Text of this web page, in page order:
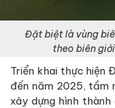
Đặt biệt là vùng
theo biên
Triển khai thực hiện
đến năm 2025, tầm
xây dựng hình